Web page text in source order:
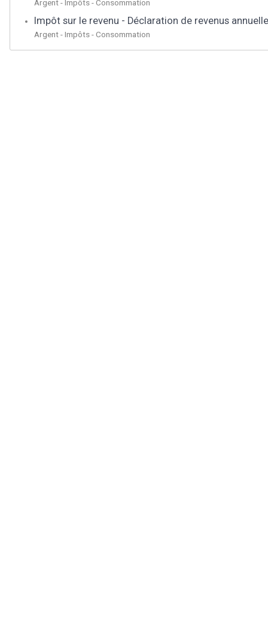
Argent - Impôts - Consommation
Impôt sur le revenu - Déclaration de revenus annuelle
Argent - Impôts - Consommation